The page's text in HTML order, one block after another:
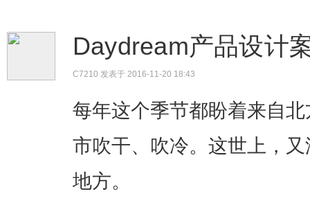
Daydream产品设计
C7210 发表于 2016-11-20 18:43
每年这个季节都盼着来自
市吹干、吹冷。这世上，
地方。